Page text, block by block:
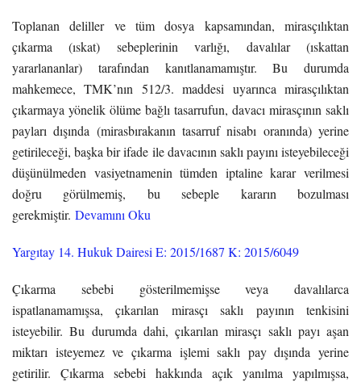
Toplanan deliller ve tüm dosya kapsamından, mirasçılıktan
çıkarma (ıskat) sebeplerinin varlığı, davalılar (ıskattan
yararlananlar) tarafından kanıtlanamamıştır. Bu durumda
mahkemece, TMK’nın 512/3. maddesi uyarınca mirasçılıktan
çıkarmaya yönelik ölüme bağlı tasarrufun, davacı mirasçının saklı
payları dışında (mirasbırakanın tasarruf nisabı oranında) yerine
getirileceği, başka bir ifade ile davacının saklı payını isteyebileceği
düşünülmeden vasiyetnamenin tümden iptaline karar verilmesi
doğru görülmemiş, bu sebeple kararın bozulması
gerekmiştir. Devamını Oku
Yargıtay 14. Hukuk Dairesi E: 2015/1687 K: 2015/6049
Çıkarma sebebi gösterilmemişse veya davalılarca
ispatlanamamışsa, çıkarılan mirasçı saklı payının tenkisini
isteyebilir. Bu durumda dahi, çıkarılan mirasçı saklı payı aşan
miktarı isteyemez ve çıkarma işlemi saklı pay dışında yerine
getirilir. Çıkarma sebebi hakkında açık yanılma yapılmışsa,